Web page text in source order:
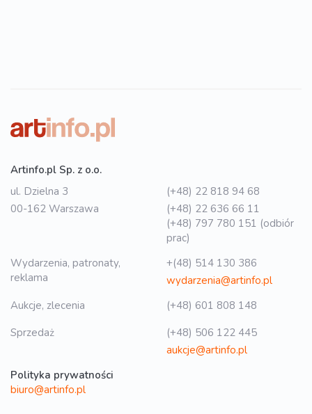
Artinfo.pl Sp. z o.o.
ul. Dzielna 3
00-162 Warszawa
(+48) 22 818 94 68
(+48) 22 636 66 11
(+48) 797 780 151 (odbiór
prac)
Wydarzenia, patronaty,
reklama
+(48) 514 130 386
wydarzenia@artinfo.pl
Aukcje, zlecenia
(+48) 601 808 148
Sprzedaż
(+48) 506 122 445
aukcje@artinfo.pl
Polityka prywatności
biuro@artinfo.pl